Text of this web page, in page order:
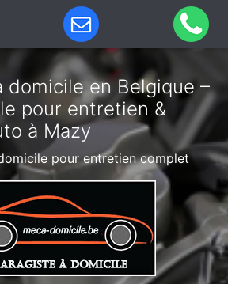
domicile en Belgique –
pour entretien &
à Mazy
pour entretien complet